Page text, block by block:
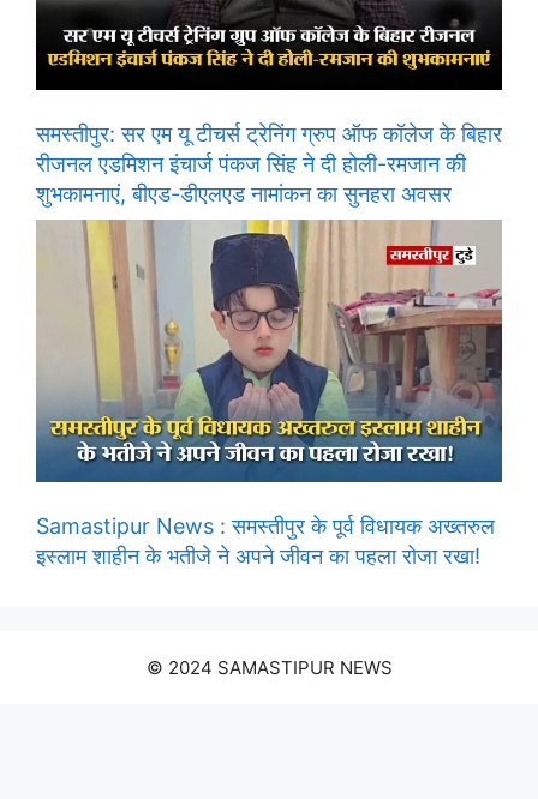
समस्तीपुर: सर एम यू टीचर्स ट्रेनिंग ग्रुप ऑफ कॉलेज के बिहार
रीजनल एडमिशन इंचार्ज पंकज सिंह ने दी होली-रमजान की
शुभकामनाएं, बीएड-डीएलएड नामांकन का सुनहरा अवसर
Samastipur News : समस्तीपुर के पूर्व विधायक अख्तरुल
इस्लाम शाहीन के भतीजे ने अपने जीवन का पहला रोजा रखा!
© 2024 SAMASTIPUR NEWS